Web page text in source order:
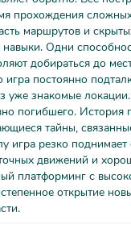
прохождения
маршрутов и
навыки. Одни
добираться до
постоянно
уже знакомые
погибшего. История
тайны,
игра резко
движений и
платформинг с
открытие